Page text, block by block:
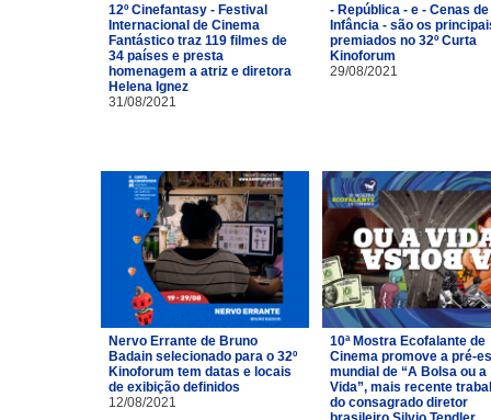
12º Cinefantasy - Festival
Internacional de Cinema
Fantástico traz 119 filmes de
34 países e presta
homenagem a atriz e diretora
Helena Ignez
31/08/2021
- República - e - Cenas de
Infância - são os
premiados no 32º Curta
Kinoforum
29/08/2021
Nervo Errante de Bruno
Badain selecionado para o 32º
Kinoforum tem datas e locais
de exibição definidos
12/08/2021
10ª Mostra Ecofalante de
Cinema promove a pré-
mundial de “A Bolsa ou a
Vida”, mais recente
do consagrado diretor